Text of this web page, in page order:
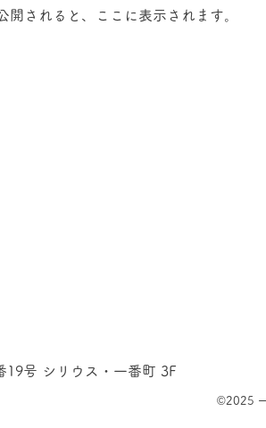
開されると、ここに表示されます。
号 シリウス・一番町 3F
©︎2025